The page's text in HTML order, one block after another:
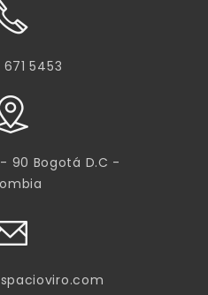
5453
- 90 Bogotá D.C -